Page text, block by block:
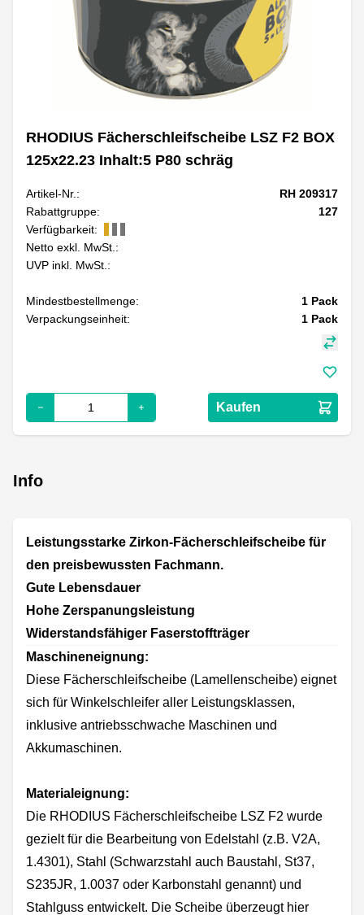
RHODIUS Fächerschleifscheibe LSZ F2 BOX
125x22.23 Inhalt:5 P80 schräg
Artikel-Nr.:
RH 209317
Rabattgruppe:
127
Verfügbarkeit:
Netto exkl. MwSt.:
UVP inkl. MwSt.:
Mindestbestellmenge: 1 Pack
Verpackungseinheit:
1 Pack
Kaufen
Info
Leistungsstarke Zirkon-Fächerschleifscheibe für
den preisbewussten Fachmann.
Gute Lebensdauer
Hohe Zerspanungsleistung
Widerstandsfähiger Faserstoffträger
Maschineneignung:
Diese Fächerschleifscheibe (Lamellenscheibe) eignet
sich für Winkelschleifer aller Leistungsklassen,
inklusive antriebsschwache Maschinen und
Akkumaschinen.
Materialeignung:
Die RHODIUS Fächerschleifscheibe LSZ F2 wurde
gezielt für die Bearbeitung von Edelstahl (z.B. V2A,
1.4301), Stahl (Schwarzstahl auch Baustahl, St37,
S235JR, 1.0037 oder Karbonstahl genannt) und
Stahlguss entwickelt. Die Scheibe überzeugt hier